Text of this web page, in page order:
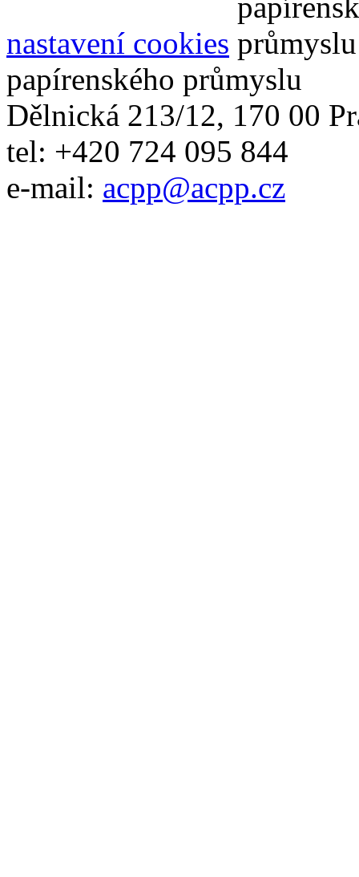
nastavení cookies
papírenského průmyslu
Dělnická 213/12, 170 00
tel: +420 724 095 844
e-mail: acpp@acpp.cz